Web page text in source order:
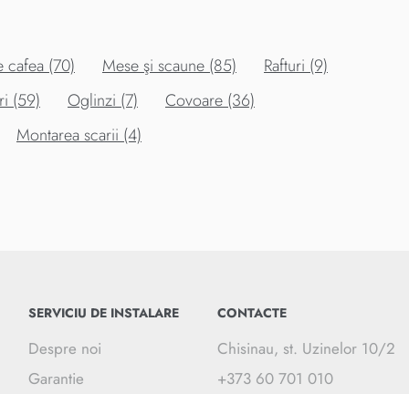
cafea (70) Mese şi scaune (85)
Rafturi (9)
(59) Oglinzi (7)
Covoare (36)
Montarea scarii (4)
SERVICIU DE INSTALARE
Despre noi
Garantie
CONTACTE
Chisinau, st. Uzinelor 10/2
+373 60 701 010